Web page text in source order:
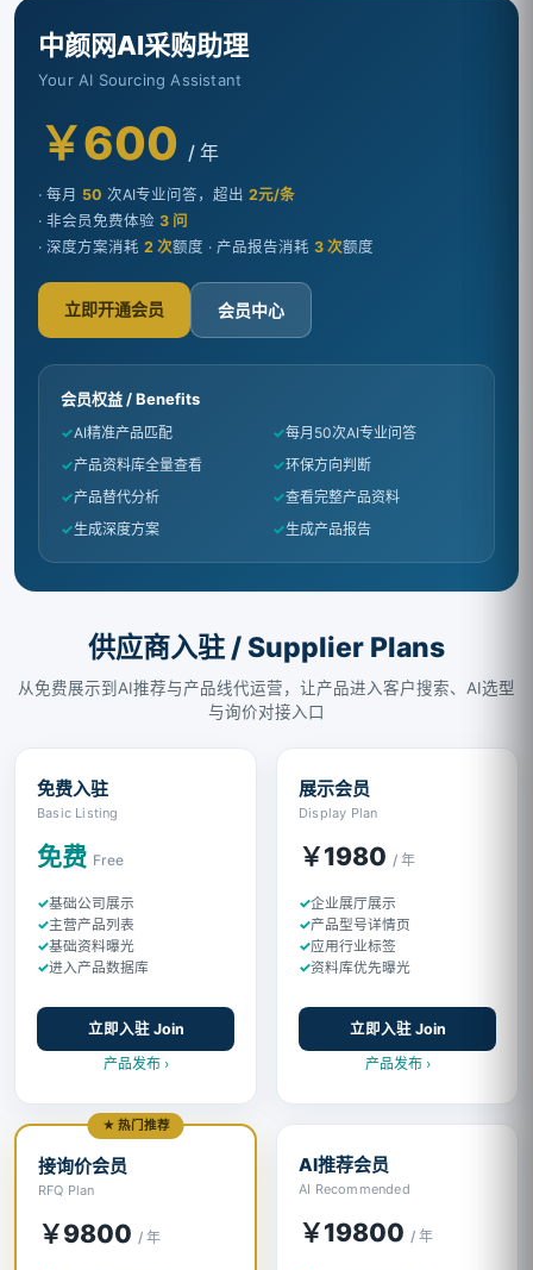
中颜网AI采购助理
Your AI Sourcing Assistant
￥600 / 年
· 每月 50 次AI专业问答，超出 2元/条
· 非会员免费体验 3 问
· 深度方案消耗 2 次额度 · 产品报告消耗 3 次额度
立即开通会员 会员中心
会员权益 / Benefits
✓AI精准产品匹配 ✓每月50次AI专业问答
✓产品资料库全量查看 ✓环保方向判断
✓产品替代分析 ✓查看完整产品资料
✓生成深度方案 ✓生成产品报告
供应商入驻 / Supplier Plans
从免费展示到AI推荐与产品线代运营，让产品进入客户搜索、AI选型
与询价对接入口
免费入驻
Basic Listing
免费 Free
基础公司展示
主营产品列表
基础资料曝光
进入产品数据库
立即入驻 Join
产品发布 ›
展示会员
Display Plan
￥1980 / 年
企业展厅展示
产品型号详情页
应用行业标签
资料库优先曝光
立即入驻 Join
产品发布 ›
★ 热门推荐
接询价会员
RFQ Plan
￥9800 / 年
AI推荐会员
AI Recommended
￥19800 / 年